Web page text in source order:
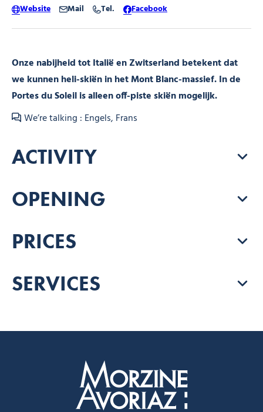
Onze nabijheid tot Italië en Zwitserland betekent dat
we kunnen heli-skiën in het Mont Blanc-massief. In de
Portes du Soleil is alleen off-piste skiën mogelijk.
We’re talking : Engels, Frans
ACTIVITY
OPENING
PRICES
SERVICES
Website Mail Tel. Facebook